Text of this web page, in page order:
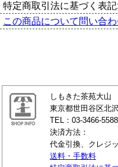
特定商取引法に基づく表記:
この商品について問い合わ
しもきた茶苑大山
東京都世田谷区北
TEL：03-3466-5588
決済方法：
代金引換、クレジ
送料・手数料